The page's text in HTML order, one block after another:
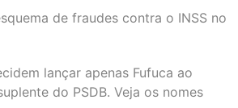
de fraudes contra o INSS no
lançar apenas Fufuca ao
do PSDB. Veja os nomes